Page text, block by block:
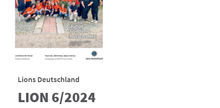
Lions Deutschland
LION 6/2024